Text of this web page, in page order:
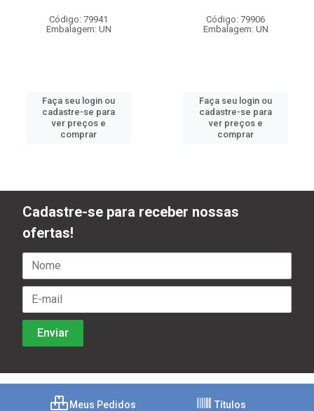
Código: 79941
Embalagem: UN
Faça seu login ou
cadastre-se para
ver preços e
comprar
Código: 79906
Embalagem: UN
Faça seu login ou
cadastre-se para
ver preços e
comprar
Cadastre-se para receber nossas
ofertas!
Meus Pedidos Títulos